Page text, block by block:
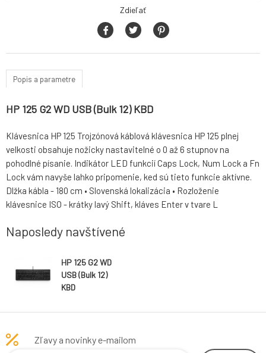
Zdieľať
Popis a parametre
HP 125 G2 WD USB (Bulk 12) KBD
Klávesnica HP 125 Trojzónová káblová klávesnica HP 125 plnej
velkosti obsahuje nožicky nastavitelné o 0 až 6 stupnov na
pohodlné písanie. Indikátor LED funkcií Caps Lock, Num Lock a Fn
Lock vám navyše lahko pripomenie, ked sú tieto funkcie aktívne.
Dlžka kábla - 180 cm • Slovenská lokalizácia • Rozloženie
klávesnice ISO - krátky lavý Shift, kláves Enter v tvare L
Naposledy navštívené
HP 125 G2 WD
USB (Bulk 12)
KBD
Zľavy a novinky e-mailom